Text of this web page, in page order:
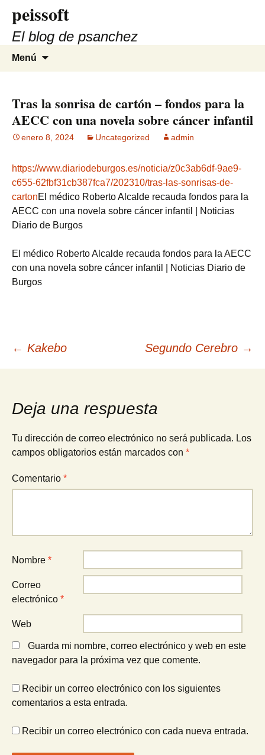
contenido
peissoft
El blog de psanchez
Menú
Tras la sonrisa de cartón – fondos para la
AECC con una novela sobre cáncer infantil
enero 8, 2024 Uncategorized admin
https://www.diariodeburgos.es/noticia/z0c3ab6df-9ae9-
c655-62fbf31cb387fca7/202310/tras-las-sonrisas-de-
cartonEl médico Roberto Alcalde recauda fondos para la
AECC con una novela sobre cáncer infantil | Noticias
Diario de Burgos
El médico Roberto Alcalde recauda fondos para la AECC
con una novela sobre cáncer infantil | Noticias Diario de
Burgos
Navegación
de
entradas
← Kakebo Segundo Cerebro →
Deja una respuesta
Tu dirección de correo electrónico no será publicada. Los
campos obligatorios están marcados con *
Comentario *
Nombre *
Correo
electrónico *
Web
Guarda mi nombre, correo electrónico y web en este
navegador para la próxima vez que comente.
Recibir un correo electrónico con los siguientes
comentarios a esta entrada.
Recibir un correo electrónico con cada nueva entrada.